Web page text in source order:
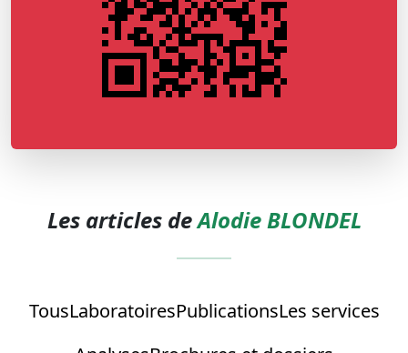
Les articles deAlodie BLONDEL
TousLaboratoiresPublicationsLes services